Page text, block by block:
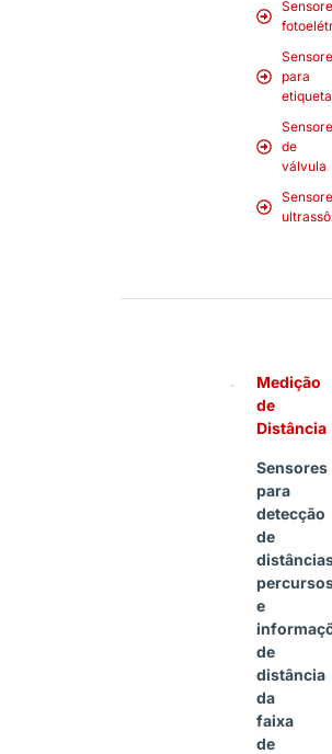
para
de
válvula
Medição
de
Distância
Sensores
para
detecção
de
e
de
distância
da
faixa
de